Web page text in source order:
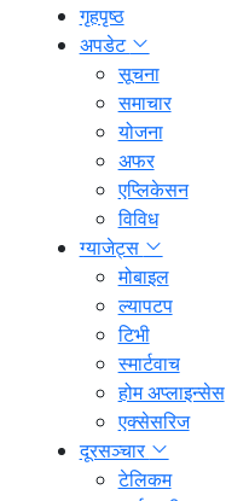
गृहपृष्ठ
अपडेट
सूचना
समाचार
योजना
अफर
एप्लिकेसन
विविध
ग्याजेट्स
मोबाइल
ल्यापटप
टिभी
स्मार्टवाच
होम अप्लाइन्सेस
एक्सेसरिज
दूरसञ्चार
टेलिकम